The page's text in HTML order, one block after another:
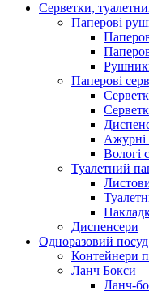
Серветки,
Паперові
Паперові
Ажурні
Вологі
Туалетний
Диспенсери
Одноразовий посуд
Контейнери
Ланч Бокси
Ланч-